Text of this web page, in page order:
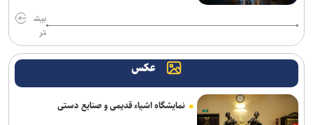
اسپیکر هوشمند اوپن‌ای‌آی قیمتی بین ۳۰۰ تا ۴۰۰ دلار خواهد داشت
پژوهشگران با هوش مصنوعی ویروس‌های جدید باکتری‌خوار ساختند
خبرنگاران نقش ارتباطات در پیشرفت کشور را برای مردم روایت می‌کنند
بیش
تر
عکس
نمایشگاه اشیاء قدیمی و صنایع دستی